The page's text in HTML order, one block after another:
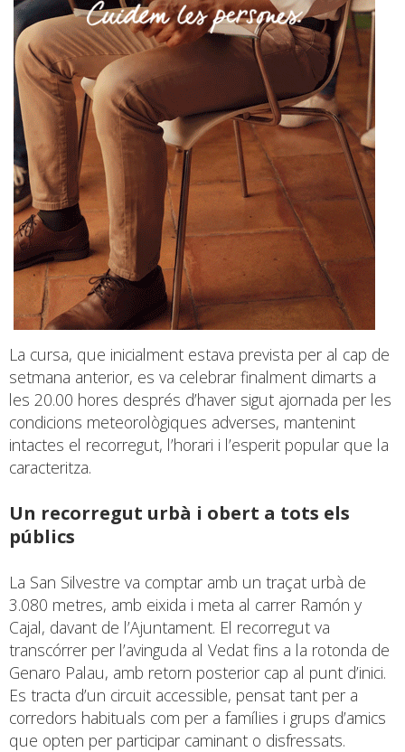
La cursa, que inicialment estava prevista per al cap de
setmana anterior, es va celebrar finalment dimarts a
les 20.00 hores després d’haver sigut ajornada per les
condicions meteorològiques adverses, mantenint
intactes el recorregut, l’horari i l’esperit popular que la
caracteritza.
Un recorregut urbà i obert a tots els
públics
La San Silvestre va comptar amb un traçat urbà de
3.080 metres, amb eixida i meta al carrer Ramón y
Cajal, davant de l’Ajuntament. El recorregut va
transcórrer per l’avinguda al Vedat fins a la rotonda de
Genaro Palau, amb retorn posterior cap al punt d’inici.
Es tracta d’un circuit accessible, pensat tant per a
corredors habituals com per a famílies i grups d’amics
que opten per participar caminant o disfressats.